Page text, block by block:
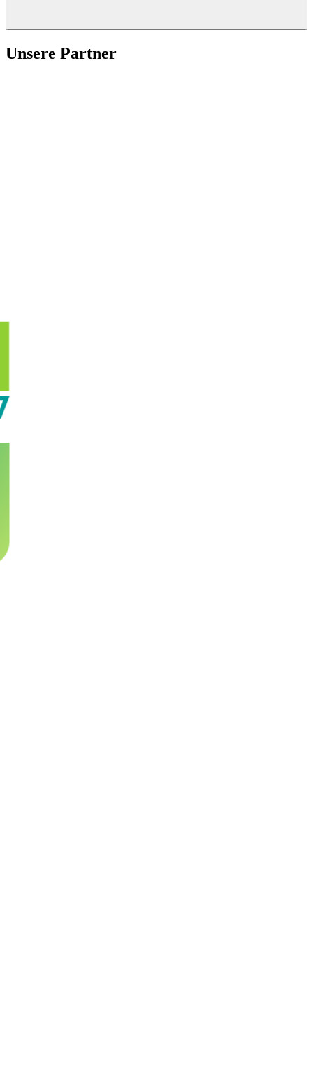
Unsere Partner